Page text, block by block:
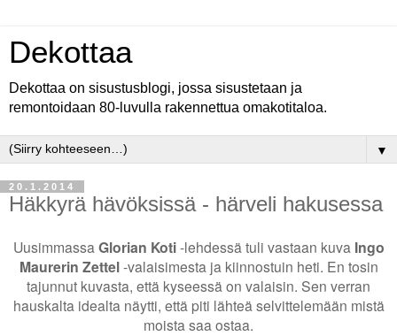
Dekottaa
Dekottaa on sisustusblogi, jossa sisustetaan ja
remontoidaan 80-luvulla rakennettua omakotitaloa.
▼
20.1.2014
Häkkyrä hävöksissä - härveli hakusessa
Uusimmassa Glorian Koti-lehdessä tuli vastaan kuva Ingo
Maurerin Zettel-valaisimesta ja kiinnostuin heti. En tosin
tajunnut kuvasta, että kyseessä on valaisin. Sen verran
hauskalta idealta näytti, että piti lähteä selvittelemään mistä
moista saa ostaa.